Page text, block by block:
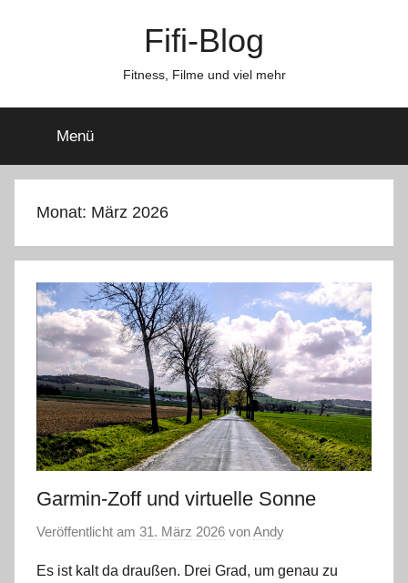
Fifi-Blog
Fitness, Filme und viel mehr
Menü
Monat: März 2026
Garmin-Zoff und virtuelle Sonne
Veröffentlicht am 31. März 2026 vonAndy
Es ist kalt da draußen. Drei Grad, um genau zu